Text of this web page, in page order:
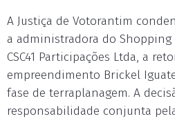
A Justiça de Votorantim
a administradora do
CSC41 Participações Ltda, a
empreendimento Brickel
fase de terraplanagem. A
responsabilidade conjunta